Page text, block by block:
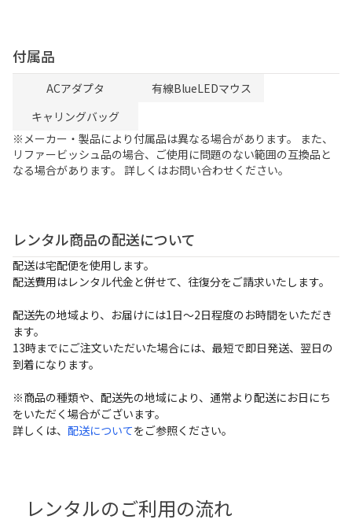
付属品
ACアダプタ
有線BlueLEDマウス
キャリングバッグ
※メーカー・製品により付属品は異なる場合があります。 また、
リファービッシュ品の場合、ご使用に問題のない範囲の互換品と
なる場合があります。 詳しくはお問い合わせください。
レンタル商品の配送について
配送は宅配便を使用します。
配送費用はレンタル代金と併せて、往復分をご請求いたします。
配送先の地域より、お届けには1日～2日程度のお時間をいただき
ます。
13時までにご注文いただいた場合には、最短で即日発送、翌日の
到着になります。
※商品の種類や、配送先の地域により、通常より配送にお日にち
をいただく場合がございます。
詳しくは、 配送についてをご参照ください。
レンタルのご利用の流れ